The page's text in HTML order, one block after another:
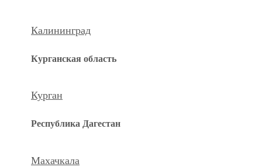
Калининград
Курганская область
Курган
Республика Дагестан
Махачкала